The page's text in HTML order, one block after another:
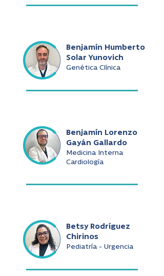
Benjamín Humberto
Solar Yunovich
Genética Clínica
Benjamín Lorenzo
Gayán Gallardo
Medicina Interna
Cardiología
Betsy Rodríguez
Chirinos
Pediatría - Urgencia